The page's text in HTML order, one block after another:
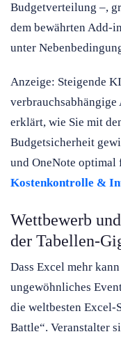
Budgetverteilung –,
dem bewährten Add-
unter
Anzeige: Steigende
erklärt, wie Sie mit
Budgetsicherheit
und OneNote
Kostenkontrolle &
Wettbewerb
der Tabellen-
Dass Excel mehr
ungewöhnliches
die weltbesten Excel-
Battle“. Veranstalter